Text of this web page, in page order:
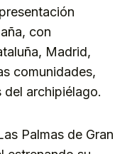
con
Madrid,
comunidades,
del archipiélago.
Palmas de Gran